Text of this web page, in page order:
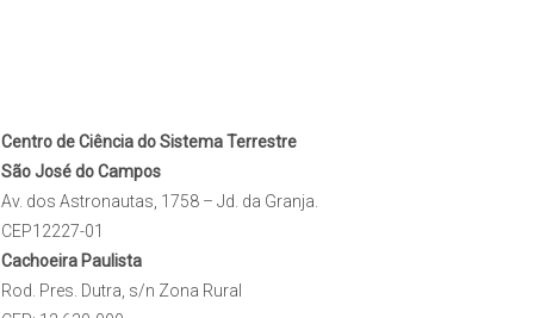
Centro de Ciência do Sistema Terrestre
São José do Campos
Av. dos Astronautas, 1758 – Jd. da Granja.
CEP12227-01
Cachoeira Paulista
Rod. Pres. Dutra, s/n Zona Rural